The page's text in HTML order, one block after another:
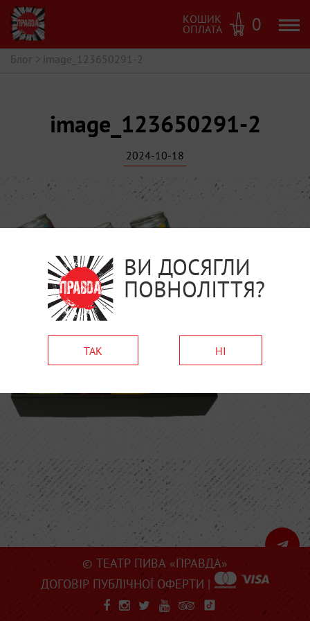
КОШИК
ОПЛАТА 0
Блог > image_123650291-2
image_123650291-2
2024-10-18
© ТЕАТР ПИВА «ПРАВДА»
ДОГОВІР ПУБЛІЧНОЇ ОФЕРТИ |
ВИ ДОСЯГЛИ
ПОВНОЛІТТЯ?
ТАК НІ